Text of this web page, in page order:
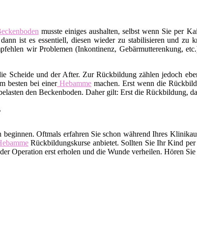
musste einiges aushalten, selbst wenn Sie per
ist es essentiell, diesen wieder zu stabilisieren und zu
wir Problemen (Inkontinenz, Gebärmutterenkung,
Scheide und der After. Zur Rückbildung zählen jedoch
besten bei einerHebamme machen. Erst wenn die
den Beckenboden. Daher gilt: Erst die Rückbildung,
Oftmals erfahren Sie schon während Ihres
Rückbildungskurse anbietet. Sollten Sie Ihr Kind per
Operation erst erholen und die Wunde verheilen. Hören